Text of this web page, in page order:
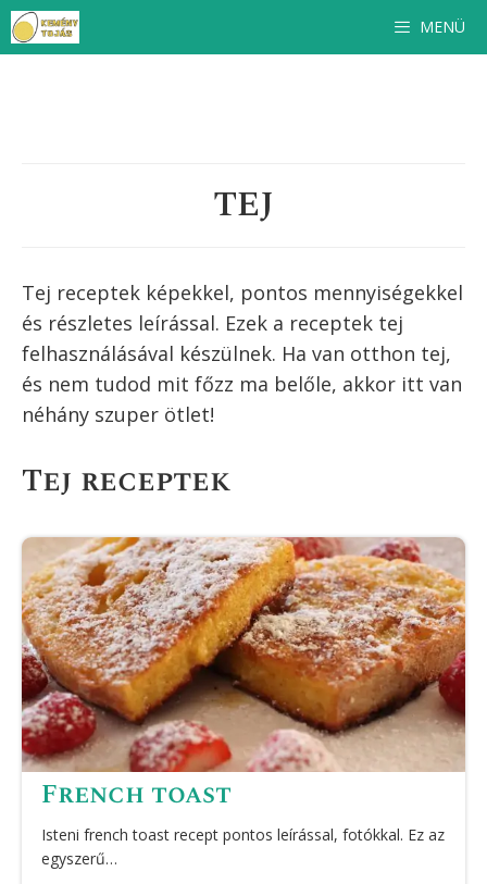
Kilépés
MENÜ
TEJ
Tej receptek képekkel, pontos mennyiségekkel
és részletes leírással. Ezek a receptek tej
felhasználásával készülnek. Ha van otthon tej,
és nem tudod mit főzz ma belőle, akkor itt van
néhány szuper ötlet!
Tej receptek
French toast
Isteni french toast recept pontos leírással, fotókkal. Ez az
egyszerű…